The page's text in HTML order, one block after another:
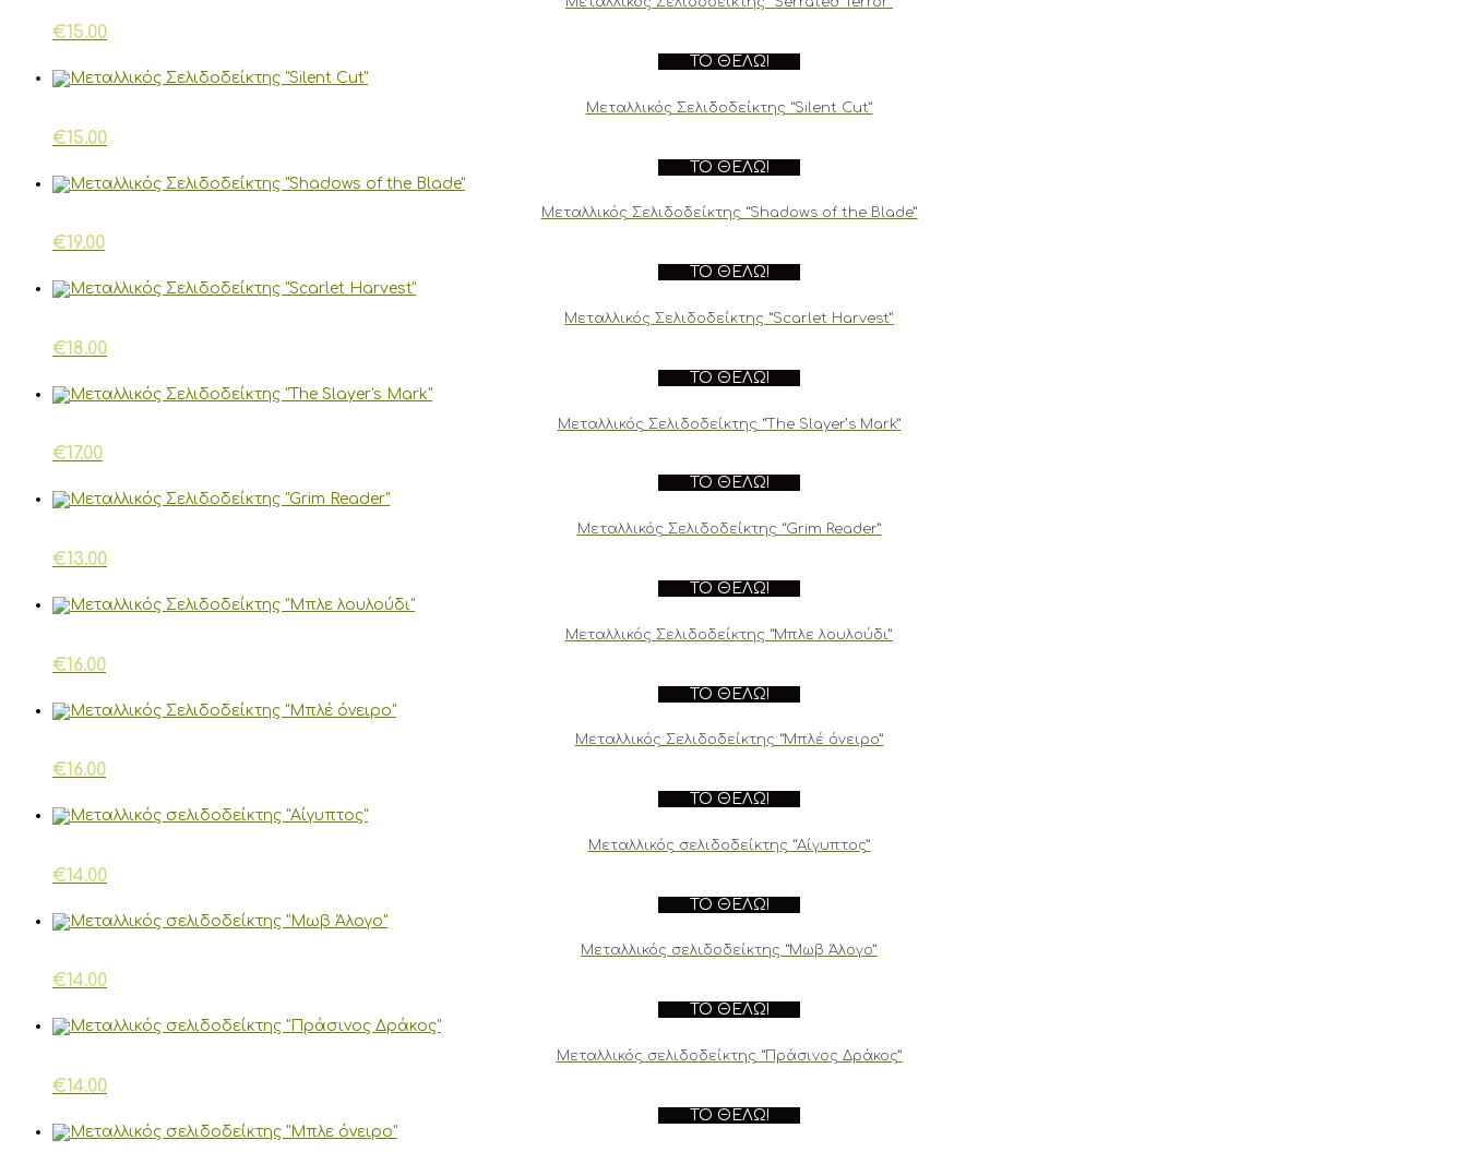
€15.00
ΤΟ ΘΈΛΩ!
Μεταλλικός Σελιδοδείκτης “Silent Cut”
€15.00
ΤΟ ΘΈΛΩ!
Μεταλλικός Σελιδοδείκτης “Shadows of the Blade”
€19.00
ΤΟ ΘΈΛΩ!
Μεταλλικός Σελιδοδείκτης “Scarlet Harvest”
€18.00
ΤΟ ΘΈΛΩ!
Μεταλλικός Σελιδοδείκτης “The Slayer’s Mark”
€17.00
ΤΟ ΘΈΛΩ!
Μεταλλικός Σελιδοδείκτης “Grim Reader”
€13.00
ΤΟ ΘΈΛΩ!
Μεταλλικός Σελιδοδείκτης “Μπλε λουλούδι”
€16.00
ΤΟ ΘΈΛΩ!
Μεταλλικός Σελιδοδείκτης “Μπλέ όνειρο”
€16.00
ΤΟ ΘΈΛΩ!
Μεταλλικός σελιδοδείκτης “Αίγυπτος”
€14.00
ΤΟ ΘΈΛΩ!
Μεταλλικός σελιδοδείκτης “Μωβ Άλογο”
€14.00
ΤΟ ΘΈΛΩ!
Μεταλλικός σελιδοδείκτης “Πράσινος Δράκος”
€14.00
ΤΟ ΘΈΛΩ!